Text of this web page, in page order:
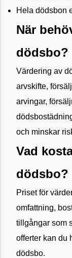
Hela dödsbon
När
dödsbo?
Värdering av
arvskifte,
arvingar,
och minskar
Vad
dödsbo?
Priset för
omfattning,
tillgångar som
offerter kan du
dödsbo.